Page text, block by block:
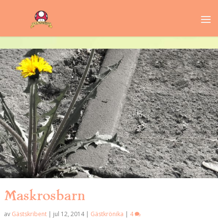
Maskrosbarn
av Gästskribent | jul 12, 2014| Gästkrönika | 4